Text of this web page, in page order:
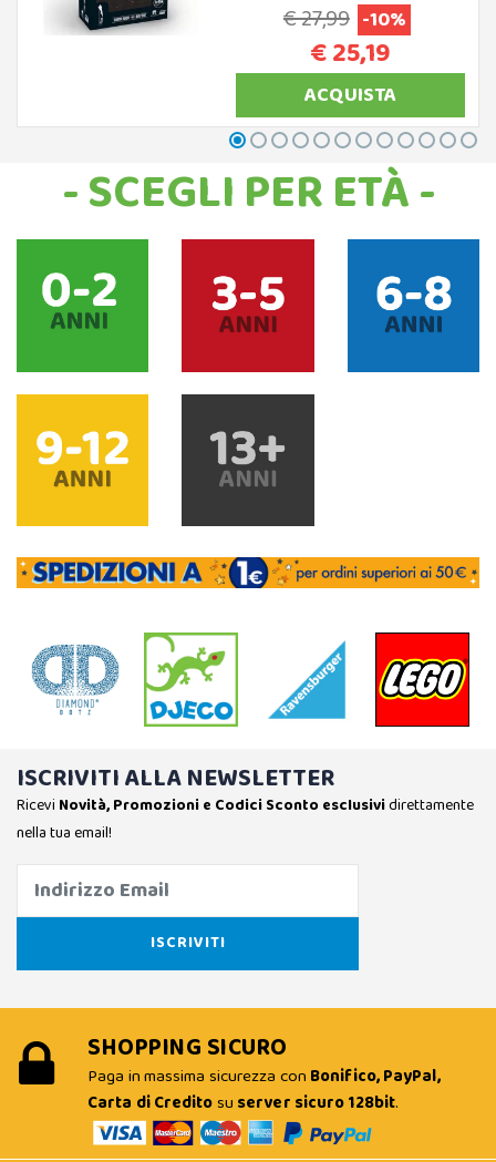
€ 27,99 -10%
€ 25,19
ACQUISTA
- SCEGLI PER ETÀ -
ISCRIVITI ALLA NEWSLETTER
Ricevi Novità, Promozioni e Codici Sconto esclusividirettamente
nella tua email!
SHOPPING SICURO
Paga in massima sicurezza con Bonifico, PayPal,
Carta di Creditosu server sicuro 128bit.